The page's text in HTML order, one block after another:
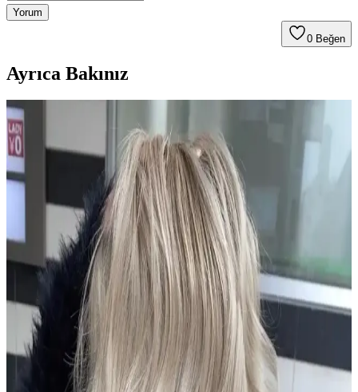
Yorum
0 Beğen
Ayrıca Bakınız
2024 Kısa Saç Bakım ve Renk Trendleri ile
Şıklığınızı Yansıtın
2024 yılında kısa saçlar için doğal ve pastel tonlar öne çıkıyor.
Sağlıklı görünüm için düzenli bakım ve uygun renk seçimleriyle
şıklığınızı artırın.
Dermanew Ka<dı>nlara Özel Losyon: Doğal
İçeriklerle Saç Dökülmesine Karşı Etkili Çözüm
Dermanew Ka<dı>nlara Özel Losyon, doğal içeriklerle saç
dökülmesine karşı etkili, kullanımı kolay ve vegan formülüyle saç
sağlığını destekleyen bir saç bakım ürünüdür.
Urban Care Biotin & Keratin Dökülmeye Eğilimli
Saçlar İçin Şampuan Özellikleri ve Kullanıcı
Yorumları